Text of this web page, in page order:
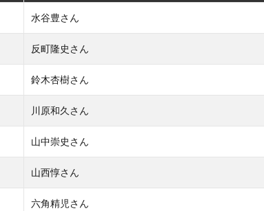
水谷豊さん
反町隆史さん
鈴木杏樹さん
川原和久さん
山中崇史さん
山西惇さん
六角精児さん